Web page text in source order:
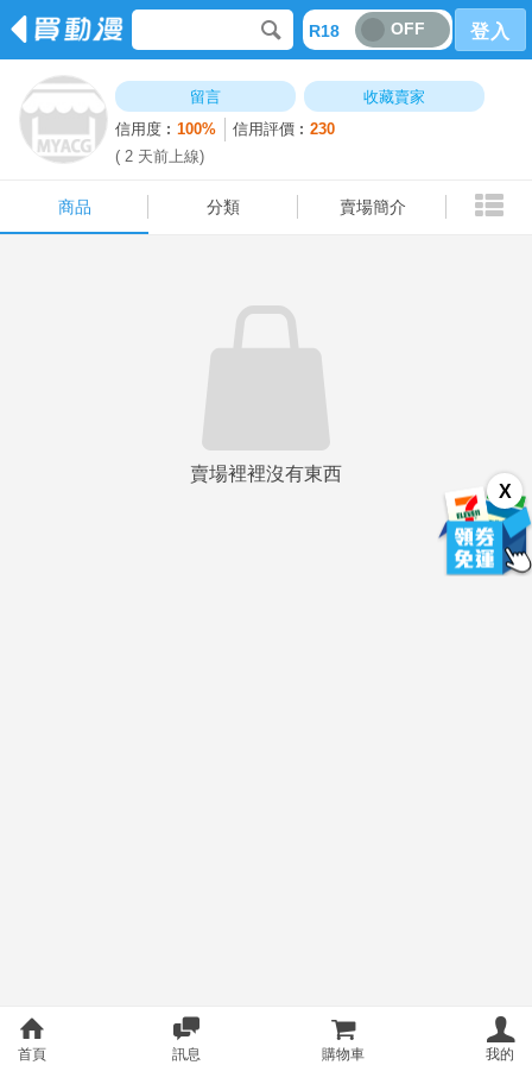
R18 OFF 登入
留言
收藏賣家
信用度︰100% 信用評價︰230
( 2 天前上線)
商品 分類 賣場簡介
X
賣場裡裡沒有東西
商品 分類 賣場簡介
首頁 訊息 購物車 我的